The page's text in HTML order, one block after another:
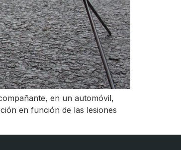
en un automóvil,
en función de las lesiones